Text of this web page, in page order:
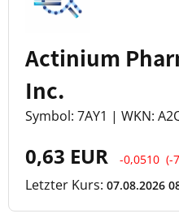
Actinium
Inc.
Symbol: 7AY1 | WKN:
0,63 EUR -0,0510 (-
Letzter Kurs: 07.08.2026